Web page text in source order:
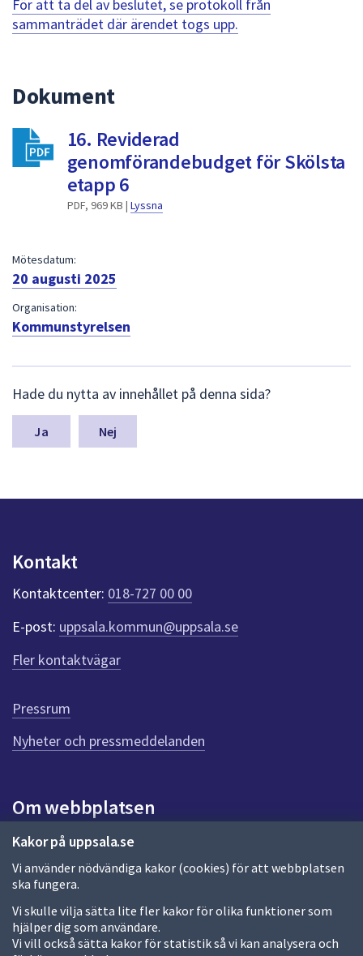
att
navigera
att
Kakor på uppsala.se
Vi använder nödvändiga kakor (cookies) för att webbplatsen
ska fungera.
Vi skulle vilja sätta lite fler kakor för olika funktioner som
hjälper dig som användare.
Vi vill också sätta kakor för statistik så vi kan analysera och
För att ta del av beslutet, se protokoll från
sammanträdet där ärendet togs upp.
Dokument
16. Reviderad
genomförandebudget för Skölsta
etapp 6
PDF, 969 KB | Lyssna
Mötesdatum:
20 augusti 2025
Organisation:
Kommunstyrelsen
ä
m
a
n
k
t
e
r
f
ö
r
e
n
n
a
d
a
Hade du nytta av innehållet på denna sida?
Nej
Kontakt
Kontaktcenter: 018-727 00 00
E-post: uppsala.kommun@uppsala.se
Fler kontaktvägar
Pressrum
Nyheter och pressmeddelanden
Om webbplatsen
Om webbplatsen
Allmänna handlingar och diarium
Behandling av personuppgifter
Kakor